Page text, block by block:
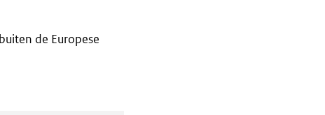
de Europese